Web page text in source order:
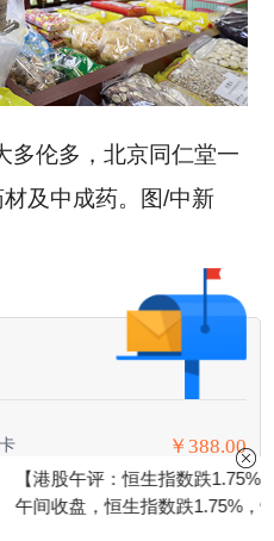
多伦多，北京同仁堂一
及中成药。图/中新
￥388.00
￥198.00
生指数跌1.75%】港股
指数跌1.75%，恒生科
打开